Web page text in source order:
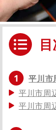
1
平川市
平川市周
平川市周